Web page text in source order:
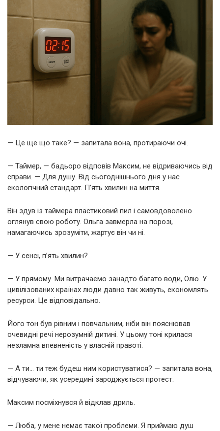
— Це ще що таке? — запитала вона, протираючи очі.
— Таймер, — бадьоро відповів Максим, не відриваючись від
справи. — Для душу. Від сьогоднішнього дня у нас
екологічний стандарт. П’ять хвилин на миття.
Він здув із таймера пластиковий пил і самовдоволено
оглянув свою роботу. Ольга завмерла на порозі,
намагаючись зрозуміти, жартує він чи ні.
— У сенсі, п’ять хвилин?
— У прямому. Ми витрачаємо занадто багато води, Олю. У
цивілізованих країнах люди давно так живуть, економлять
ресурси. Це відповідально.
Його тон був рівним і повчальним, ніби він пояснював
очевидні речі нерозумній дитині. У цьому тоні крилася
незламна впевненість у власній правоті.
— А ти… ти теж будеш ним користуватися? — запитала вона,
відчуваючи, як усередині зароджується протест.
Максим посміхнувся й відклав дриль.
— Люба, у мене немає такої проблеми. Я приймаю душ